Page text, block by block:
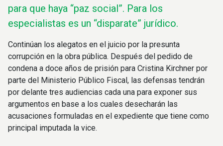
para que haya “paz social”. Para los
especialistas es un “disparate” jurídico.
Continúan los alegatos en el juicio por la presunta
corrupción en la obra pública. Después del pedido de
condena a doce años de prisión para Cristina Kirchner por
parte del Ministerio Público Fiscal, las defensas tendrán
por delante tres audiencias cada una para exponer sus
argumentos en base a los cuales desecharán las
acusaciones formuladas en el expediente que tiene como
principal imputada la vice.